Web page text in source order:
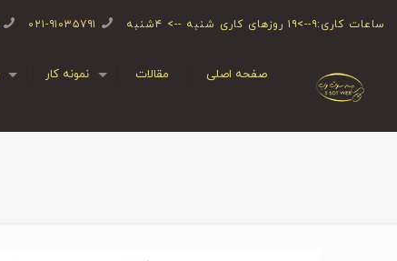
ساعات کاری:۹-->۱۹ روزهای کاری شنبه --> ۴شنبه ۰۲۱-۹۱۰۳۵۷۹۱
صفحه اصلی مقالات نمونه کار